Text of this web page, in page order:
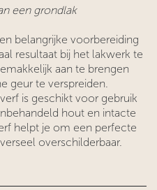
een grondlak
belangrijke voorbereiding
resultaat bij het lakwerk te
aan te brengen
geur te verspreiden.
is geschikt voor gebruik
hout en intacte
helpt je om een perfecte
overschilderbaar.